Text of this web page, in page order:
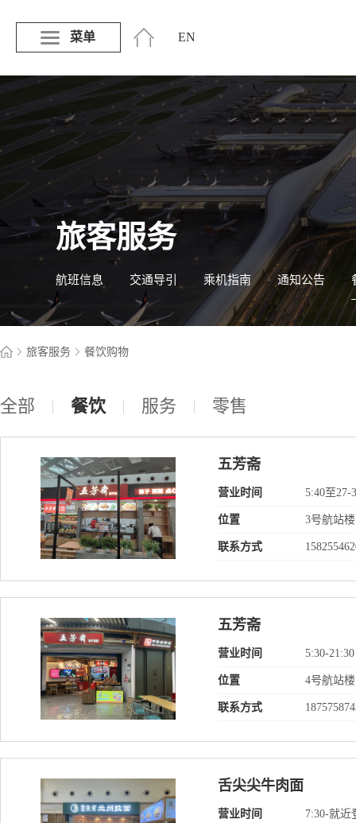
菜单 EN
旅客服务
航班信息 交通导引 乘机指南 通知公告
旅客服务 餐饮购物
全部 餐饮 服务 零售
五芳斋
营业时间 5:40至27-
位置 3号航站
联系方式
五芳斋
营业时间 5:30-21:30
位置 4号航站
联系方式
舌尖尖牛肉面
营业时间 7:30-就近